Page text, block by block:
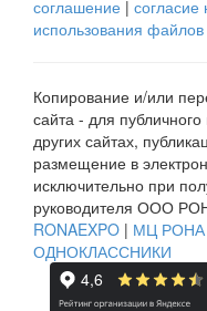
соглашение |
использования
Копирование и/или
сайта - для
других сайтах,
размещение в
исключительно при
руководителя ООО
RONAEXPO | МЦ РОНА
ОДНОКЛАССНИКИ